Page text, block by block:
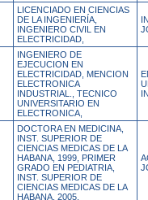
LICENCIADO EN CIENCIAS
DE LA INGENIERÍA,
INGENIERO CIVIL EN
ELECTRICIDAD,
INGENIERO DE
EJECUCION EN
ELECTRICIDAD, MENCION
ELECTRONICA
INDUSTRIAL., TECNICO
UNIVERSITARIO EN
ELECTRONICA,
DOCTORA EN MEDICINA,
INST. SUPERIOR DE
CIENCIAS MEDICAS DE LA
HABANA, 1999, PRIMER
GRADO EN PEDIATRIA,
INST. SUPERIOR DE
CIENCIAS MEDICAS DE LA
HABANA, 2005,